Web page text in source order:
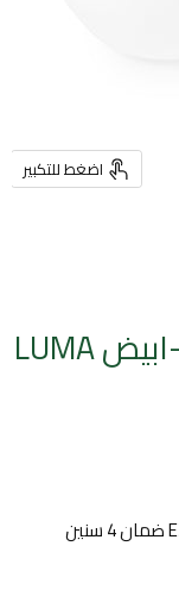
اضغط للتكبير